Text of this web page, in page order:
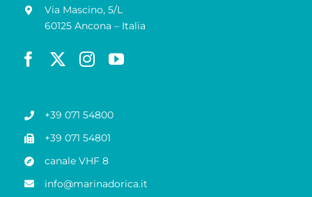
Via Mascino, 5/L
60125 Ancona – Italia
+39 071 54800
+39 071 54801
canale VHF 8
info@marinadorica.it